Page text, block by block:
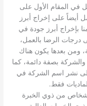
في المقام الأول على
أيضاً على إخراج أبرز
بإخراج أبرز جودة في
الرضا بالعمل،
ومن بعدها يكون هناك
بصفة دائمة، كما
نشر اسم الشركة في
فقط.
من ذوي الخبرة